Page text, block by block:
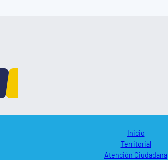
Inicio
Territorial
Atención Ciudadana